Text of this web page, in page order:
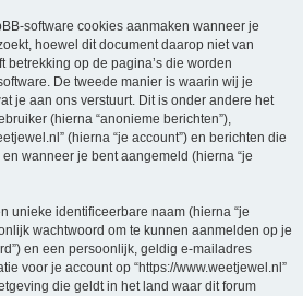
software cookies aanmaken wanneer je
hoewel dit document daarop niet van
betrekking op de pagina’s die worden
De tweede manier is waarin wij je
je aan ons verstuurt. Dit is onder andere het
(hierna “anonieme berichten”),
(hierna “je account”) en berichten die
wanneer je bent aangemeld (hierna “je
unieke identificeerbare naam (hierna “je
wachtwoord om te kunnen aanmelden op je
en een persoonlijk, geldig e-mailadres
voor je account op “https://www.weetjewel.nl”
die geldt in het land waar dit forum